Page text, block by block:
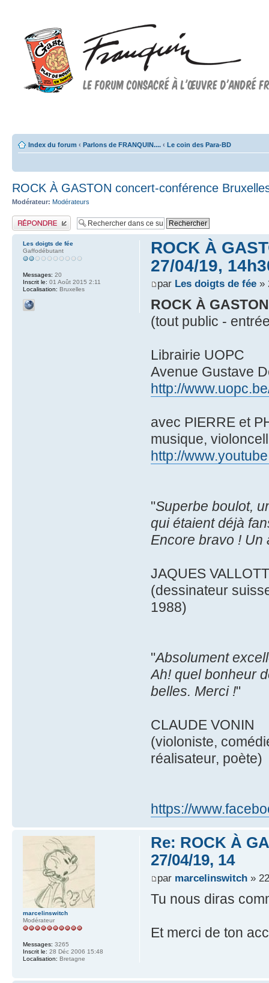
Index du forum ‹ Parlons de FRANQUIN.... ‹ Le coin des Para-BD
ROCK À GASTON concert-conférence
Modérateur: Modérateurs
Publier une réponse
ROCK À
27/04/19,
par Les doigts de fée»
ROCK À GASTON
(tout public -
Librairie UOPC
Avenue Gustave
http://
avec PIERRE et
musique,
http://
"Superbe boulot,
qui étaient déjà
Encore bravo ! Un
JAQUES
(dessinateur
1988)
"Absolument
Ah! quel bonheur
belles. Merci !"
CLAUDE VONIN
(violoniste,
réalisateur, poète)
https://
Les doigts de fée
Gaffodébutant
Messages: 20
Inscrit le: 01 Août 2015 2:11
Localisation: Bruxelles
Re: ROCK À
27/04/19, 14
par marcelinswitch»
Tu nous diras
Et merci de ton
marcelinswitch
Modérateur
Messages: 3265
Inscrit le: 28 Déc 2006 15:48
Localisation: Bretagne